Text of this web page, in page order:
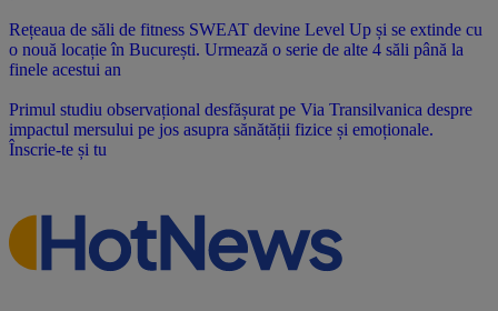
Rețeaua de săli de fitness SWEAT devine Level Up și se extinde cu
o nouă locație în București. Urmează o serie de alte 4 săli până la
finele acestui an
Primul studiu observațional desfășurat pe Via Transilvanica despre
impactul mersului pe jos asupra sănătății fizice și emoționale.
Înscrie-te și tu